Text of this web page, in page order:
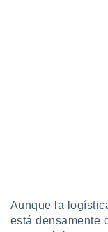
Aunque la
está densamente